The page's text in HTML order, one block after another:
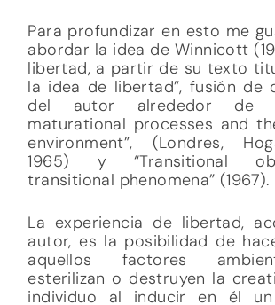
Para profundizar en esto me
abordar la idea de Winnicott
libertad, a partir de su texto
la idea de libertad”, fusión de
del autor alrededor de
maturational processes and
environment”, (Londres,
1965) y “Transitional
transitional phenomena” (1967).
La experiencia de libertad,
autor, es la posibilidad de
aquellos factores
esterilizan o destruyen la
individuo al inducir en él